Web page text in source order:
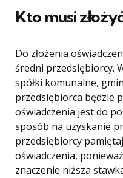
Kto musi
Do złożenia
średni przedsiębiorcy.
spółki komunalne,
przedsiębiorca będzie
oświadczenia jest do
sposób na uzyskanie
przedsiębiorcy
oświadczenia,
znaczenie niższa